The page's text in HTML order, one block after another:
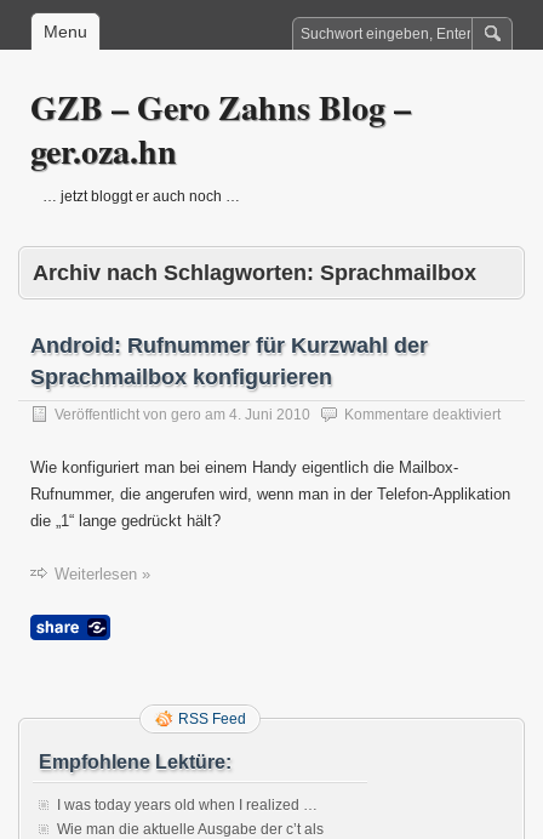
Menu
GZB – Gero Zahns Blog –
ger.oza.hn
… jetzt bloggt er auch noch …
Archiv nach Schlagworten: Sprachmailbox
Android: Rufnummer für Kurzwahl der
Sprachmailbox konfigurieren
Veröffentlicht von gero am 4. Juni 2010 Kommentare deaktiviertfür
Wie konfiguriert man bei einem Handy eigentlich die Mailbox-
Rufnummer, die angerufen wird, wenn man in der Telefon-Applikation
die „1“ lange gedrückt hält?
Weiterlesen »
RSS Feed
Empfohlene Lektüre:
I was today years old when I realized …
Wie man die aktuelle Ausgabe der c’t als